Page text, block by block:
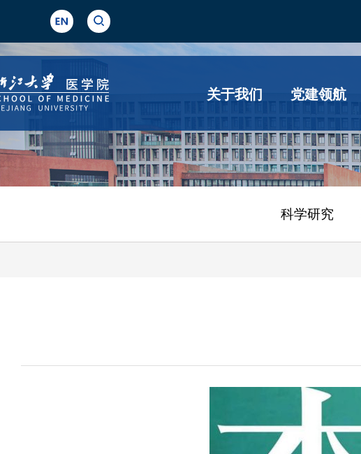
关于我们 党建领航
科学研究